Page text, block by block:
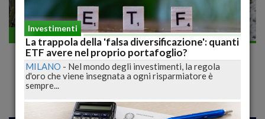
Economia generale
Freddo in arrivo sulla Penisola, a rischio
colture primaverili
Investimenti
La trappola della 'falsa diversificazione': quanti
ETF avere nel proprio portafoglio?
MILANO - Nel mondo degli investimenti, la regola
d'oro che viene insegnata a ogni risparmiatore è
sempre...